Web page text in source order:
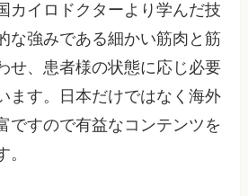
カイロドクターより学んだ技
な強みである細かい筋肉と筋
せ、患者様の状態に応じ必要
ます。日本だけではなく海外
ですので有益なコンテンツを